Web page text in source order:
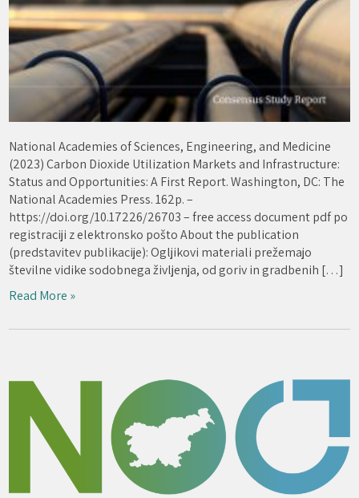
National Academies of Sciences, Engineering, and Medicine
(2023) Carbon Dioxide Utilization Markets and Infrastructure:
Status and Opportunities: A First Report. Washington, DC: The
National Academies Press. 162p. –
https://doi.org/10.17226/26703 – free access document pdf po
registraciji z elektronsko pošto About the publication
(predstavitev publikacije): Ogljikovi materiali prežemajo
številne vidike sodobnega življenja, od goriv in gradbenih […]
Read More »